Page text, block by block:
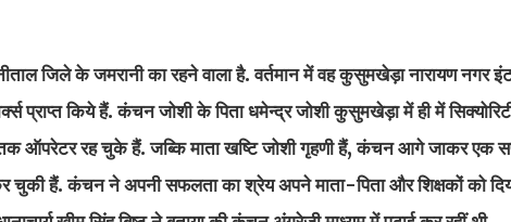
जिले के जमरानी का रहने वाला है. वर्तमान में वह कुसुमखेड़ा नारायण नगर
किये हैं. कंचन जोशी के पिता धमेन्द्र जोशी कुसुमखेड़ा में ही में सिक्योरिटी
ऑपरेटर रह चुके हैं. जब्कि माता खष्टि जोशी गृहणी हैं, कंचन आगे जाकर एक
चुकी हैं. कंचन ने अपनी सफलता का श्रेय अपने माता-पिता और शिक्षकों को